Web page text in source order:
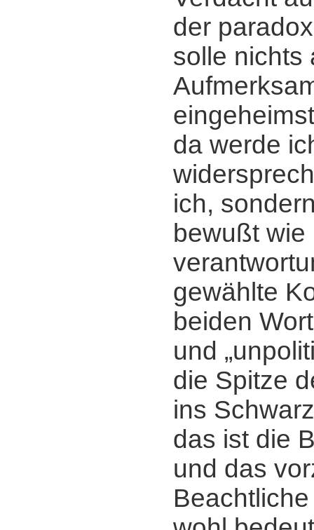
der
solle nichts
da werde
ich,
bewußt wie
gewählte
beiden
und
die Spitze
ins
das ist die
und das